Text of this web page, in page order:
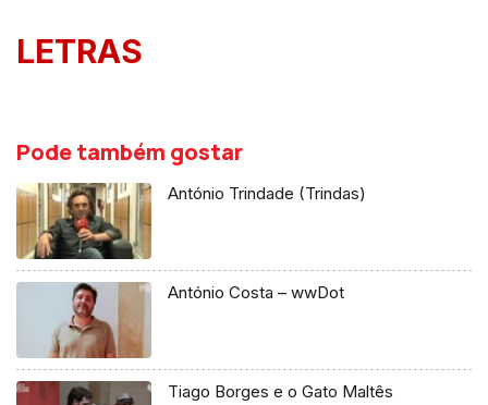
LETRAS
Pode também gostar
António Trindade (Trindas)
António Costa – wwDot
Tiago Borges e o Gato Maltês